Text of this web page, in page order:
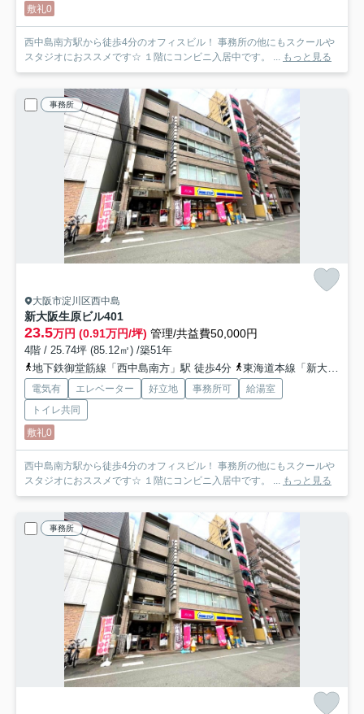
敷礼0
西中島南方駅から徒歩4分のオフィスビル！ 事務所の他にもスクールや
スタジオにおススメです☆ １階にコンビニ入居中です。 ...
もっと見る
事務所
大阪市淀川区西中島
新大阪生原ビル401
23.5万円 (0.91万円/坪) 管理/共益費50,000円
4階 / 25.74坪 (85.12㎡) /築51年
地下鉄御堂筋線「西中島南方」駅 徒歩4分
東海道本線「新大阪」駅 徒歩14分
電気有 エレベーター 好立地 事務所可
給湯室
トイレ共同
敷礼0
西中島南方駅から徒歩4分のオフィスビル！ 事務所の他にもスクールや
スタジオにおススメです☆ １階にコンビニ入居中です。 ...
もっと見る
事務所